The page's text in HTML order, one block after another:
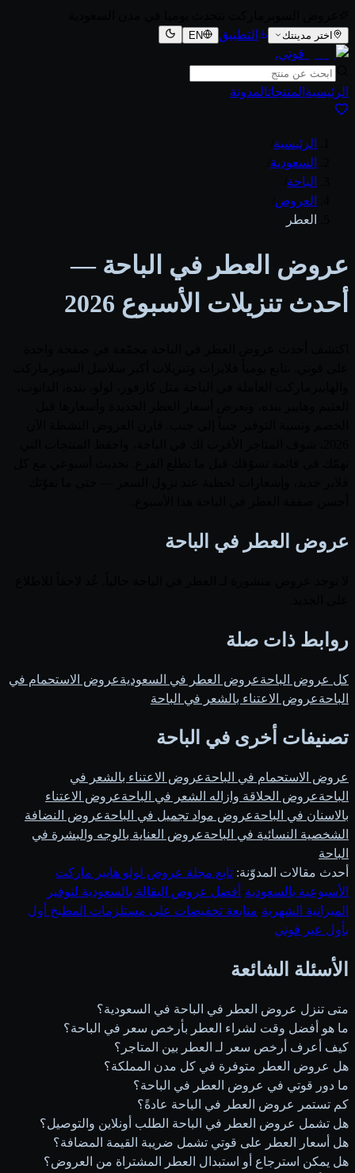
اختر مدينتك التطبيق EN
قوتي.
الرئيسية المنتجاتالمدونة
الرئيسية
السعودية
الباحة
العروض
العطر
عروض العطر في الباحة —
أحدث تنزيلات الأسبوع 2026
عروض العطر في الباحة
روابط ذات صلة
كل عروض الباحةعروض العطر في السعوديةعروض الاستحمام في
الباحةعروض الاعتناء بالشعر في الباحة
تصنيفات أخرى في الباحة
عروض الاستحمام في الباحةعروض الاعتناء بالشعر في
الباحةعروض الحلاقة وازاله الشعر في الباحةعروض الاعتناء
بالاسنان في الباحةعروض مواد تجميل في الباحةعروض النضافة
الشخصية النسائية في الباحةعروض العناية بالوجه والبشرة في
الباحة
أحدث مقالات المدوّنة: تابع مجلة عروض لولو هايبر ماركت
الأسبوعية بالسعودية
أفضل عروض البقالة بالسعودية لتوفير
الميزانية الشهرية متابعة تخفيضات على مستلزمات المطبخ أول
بأول عبر قوتي
الأسئلة الشائعة
متى تنزل عروض العطر في الباحة في السعودية؟
ما هو أفضل وقت لشراء العطر بأرخص سعر في الباحة؟
كيف أعرف أرخص سعر لـ العطر بين المتاجر؟
هل عروض العطر متوفرة في كل مدن المملكة؟
ما دور قوتي في عروض العطر في الباحة؟
كم تستمر عروض العطر في الباحة عادةً؟
هل تشمل عروض العطر في الباحة الطلب أونلاين والتوصيل؟
هل أسعار العطر على قوتي تشمل ضريبة القيمة المضافة؟
هل يمكن استرجاع أو استبدال العطر المشتراة من العروض؟